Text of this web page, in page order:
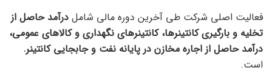
فعالیت اصلی شرکت طی آخرین دوره مالی شامل درآمد حاصل از
تخلیه و بارگیری کانتینرها، کانتینرهای نگهداری و کالاهای عمومی،
درآمد حاصل از اجاره مخازن در پایانه نفت و جابجایی کانتینر.
است.